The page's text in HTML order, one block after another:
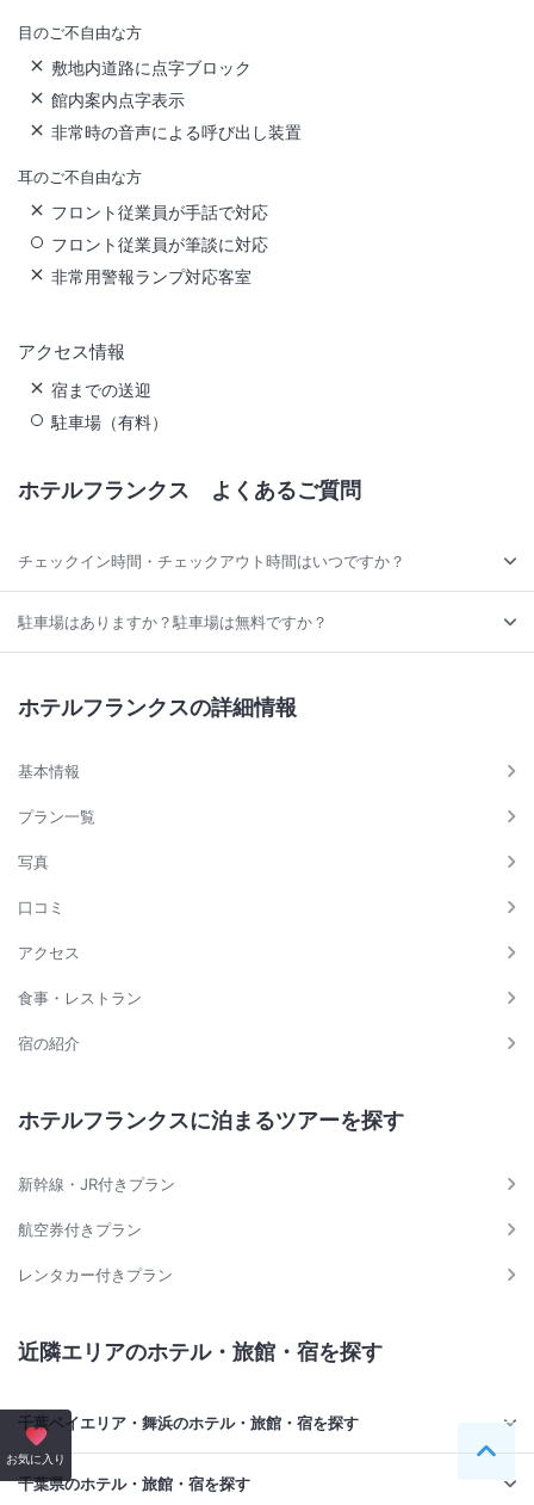
目のご不自由な方
敷地内道路に点字ブロック
館内案内点字表示
非常時の音声による呼び出し装置
耳のご不自由な方
フロント従業員が手話で対応
フロント従業員が筆談に対応
非常用警報ランプ対応客室
アクセス情報
宿までの送迎
駐車場（有料）
お気に入り ペー
ホテルフランクス よくあるご質問
チェックイン時間・チェックアウト時間はいつですか？
駐車場はありますか？駐車場は無料ですか？
ホテルフランクスの詳細情報
基本情報
プラン一覧
写真
口コミ
アクセス
食事・レストラン
宿の紹介
ホテルフランクスに泊まるツアーを探す
新幹線・JR付きプラン
航空券付きプラン
レンタカー付きプラン
近隣エリアのホテル・旅館・宿を探す
千葉ベイエリア・舞浜のホテル・旅館・宿を探す
千葉県のホテル・旅館・宿を探す